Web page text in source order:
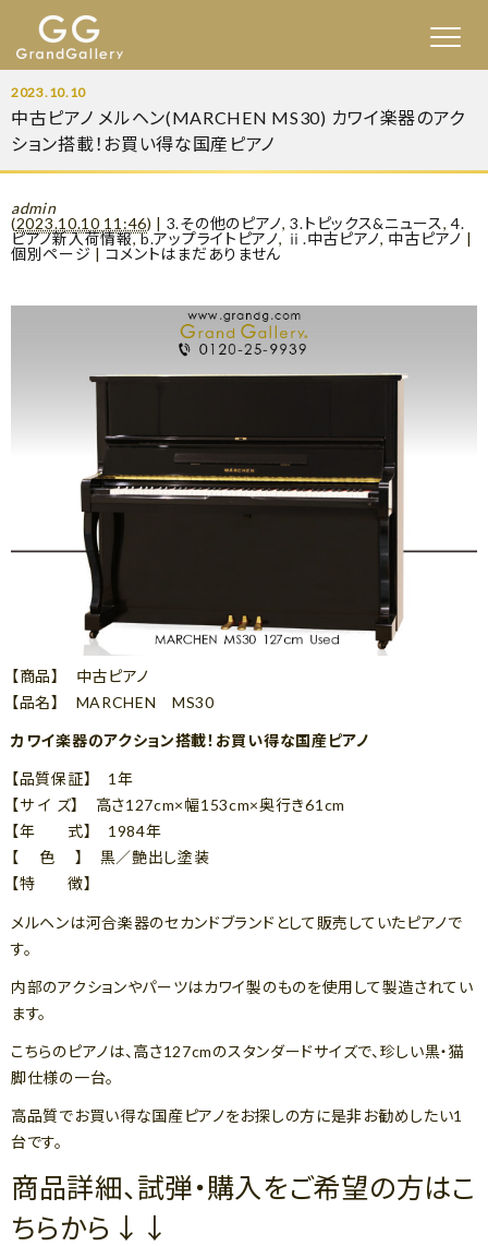
2023.10.10
中古ピアノ メルヘン(MARCHEN MS30) カワイ楽器のアク
ション搭載！お買い得な国産ピアノ
admin
(2023.10.10 11:46) | 3.その他のピアノ,3.トピックス&ニュース,4.
ピアノ新入荷情報,b.アップライトピアノ, ⅱ.中古ピアノ, 中古ピアノ |
個別ページ | コメントはまだありません
【商品】 中古ピアノ
【品名】 MARCHEN MS30
カワイ楽器のアクション搭載！お買い得な国産ピアノ
【品質保証】 1年
【サ イ ズ】 高さ127cm×幅153cm×奥行き61cm
【年 式】 1984年
【 色 】 黒／艶出し塗装
【特 徴】
メルヘンは河合楽器のセカンドブランドとして販売していたピアノで
す。
内部のアクションやパーツはカワイ製のものを使用して製造されてい
ます。
こちらのピアノは、高さ127cmのスタンダードサイズで、珍しい黒・猫
脚仕様の一台。
高品質でお買い得な国産ピアノをお探しの方に是非お勧めしたい1
台です。
商品詳細、試弾・購入をご希望の方はこ
ちらから↓↓